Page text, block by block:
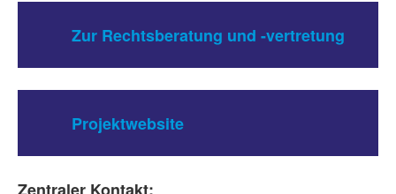
Zur Rechtsberatung und -vertretung
Projektwebsite